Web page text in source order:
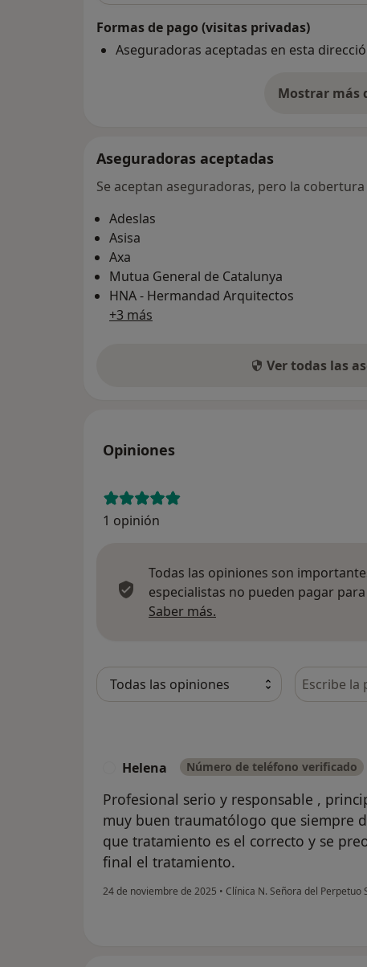
Formas de pago (visitas privadas)
Aseguradoras aceptadas en esta
Mostrar más
Aseguradoras aceptadas
Se aceptan aseguradoras, pero la
Adeslas
Asisa
Axa
Mutua General de Catalunya
HNA - Hermandad Arquitectos
+3 más
Ver todas las
Opiniones
1 opinión
Todas las opiniones son
especialistas no pueden pagar
Saber más.
Busca en
Helena Número de teléfono verificado
Profesional serio y responsable ,
muy buen traumatólogo que siempre
que tratamiento es el correcto y se
final el tratamiento.
24 de noviembre de 2025 • Clínica N. Señora del Perpetuo